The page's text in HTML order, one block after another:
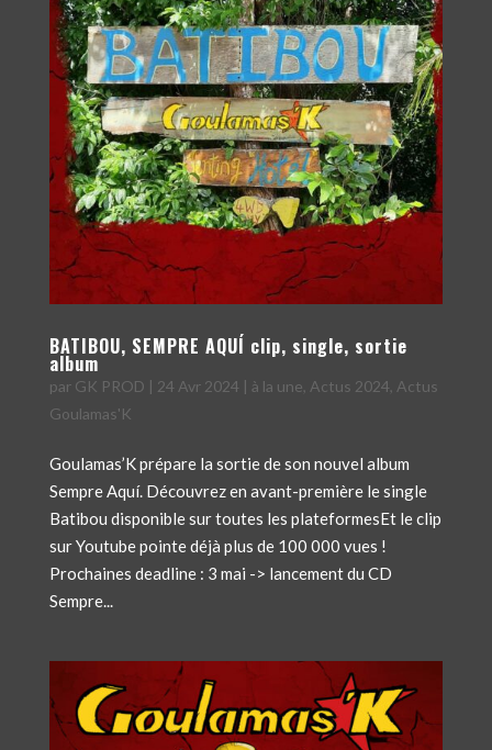
BATIBOU, SEMPRE AQUÍ clip, single, sortie
album
par GK PROD | 24 Avr 2024 | à la une Actus 2024 Actus
Goulamas'K
Goulamas’K prépare la sortie de son nouvel album
Sempre Aquí. Découvrez en avant-première le single
Batibou disponible sur toutes les plateformesEt le clip
sur Youtube pointe déjà plus de 100 000 vues !
Prochaines deadline : 3 mai -> lancement du CD
Sempre...